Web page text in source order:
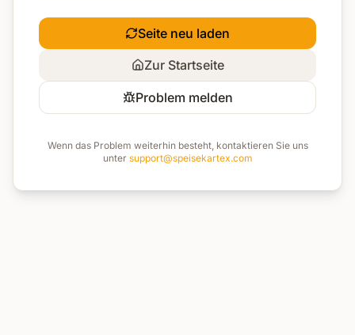
Seite neu laden
Zur Startseite
Problem melden
Wenn das Problem weiterhin besteht, kontaktieren Sie uns
unter support@speisekartex.com